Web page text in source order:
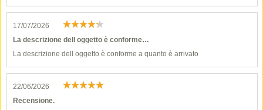
17/07/2026
La descrizione dell oggetto è conforme…
La descrizione dell oggetto è conforme a quanto è arrivato
22/06/2026
Recensione.